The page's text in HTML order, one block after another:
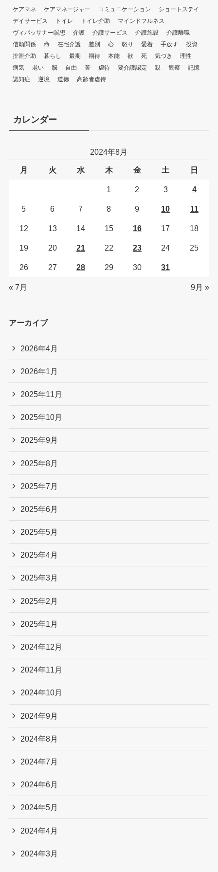
ケアマネ ケアマネージャー コミュニケーション
ショートステイ
デイサービス
トイレ トイレ介助
マインドフルネス
ヴィパッサナー瞑想
介護 介護サービス 介護施設
介護離職
信頼関係
命 在宅介護 差別 心 怒り 愛着 手放す
投資
排泄介助
暮らし 最期 期待 本能 欲 死 気づき
理性
病気
老い 脳 自由 苦 虐待 要介護認定 親 観察
記憶
認知症
逆境 道徳 高齢者虐待
カレンダー
2024年8月
月 火 水 木 金 土 日
1 2 3 4
5 6 7 8 9 10 11
12 13 14 15 16 17 18
19 20 21 22 23 24 25
26 27 28 29 30 31
« 7月 9月 »
アーカイブ
2026年4月
2026年1月
2025年11月
2025年10月
2025年9月
2025年8月
2025年7月
2025年6月
2025年5月
2025年4月
2025年3月
2025年2月
2025年1月
2024年12月
2024年11月
2024年10月
2024年9月
2024年8月
2024年7月
2024年6月
2024年5月
2024年4月
2024年3月